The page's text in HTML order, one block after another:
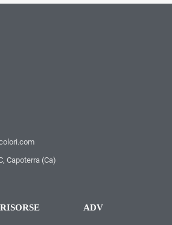
Capoterra (Ca)
RISORSE ADV